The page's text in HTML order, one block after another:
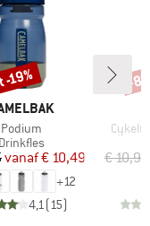
Artikel
Podium
Productgroep
Drinkfles
Prijs
Verlaagde prijs
vanaf€ 10,49
+12
4,1 (15)
19%
Artikel
€ 10,95
-